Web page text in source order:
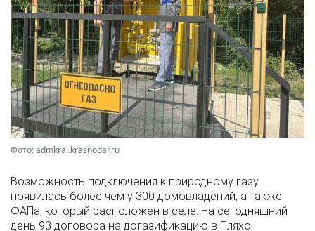
Фото: admkrai.krasnodar.ru
Возможность подключения к природному газу
появилась более чем у 300 домовладений, а также
ФАПа, который расположен в селе. На сегодняшний
день 93 договора на догазификацию в Пляхо